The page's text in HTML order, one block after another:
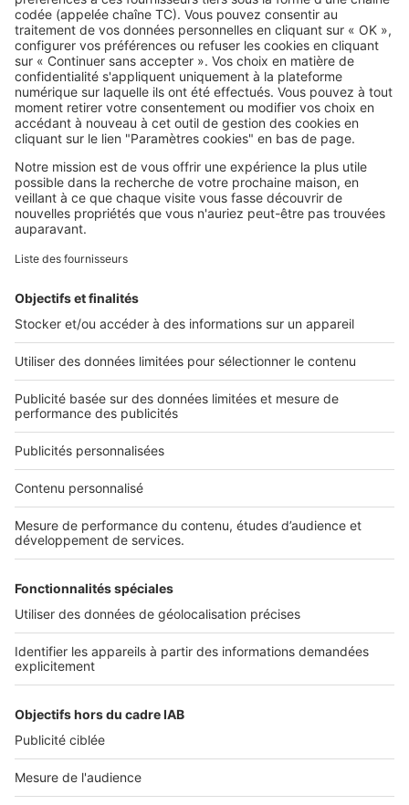
SeLoger c'est aussi
Retrouvez-nous sur ...
L'ENTREPRISE
Nous contacter
Nous recrutons
NOS APPLICATIONS
Découvrez nos applications
Tous nos services pro
Accès client
À DÉCOUVRIR
Annuaire des professionnels
Tout l'immobilier
Toutes les villes
Tous les départements
Toutes les régions